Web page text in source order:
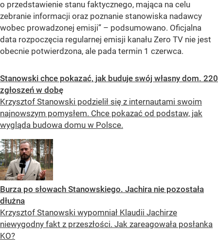
o przedstawienie stanu faktycznego, mająca na celu
zebranie informacji oraz poznanie stanowiska nadawcy
wobec prowadzonej emisji” – podsumowano. Oficjalna
data rozpoczęcia regularnej emisji kanału Zero TV nie jest
obecnie potwierdzona, ale pada termin 1 czerwca.
Stanowski chce pokazać, jak buduje swój własny dom. 220
zgłoszeń w dobę
Krzysztof Stanowski podzielił się z internautami swoim
najnowszym pomysłem. Chce pokazać od podstaw, jak
wygląda budowa domu w Polsce.
Burza po słowach Stanowskiego. Jachira nie pozostała
dłużna
Krzysztof Stanowski wypomniał Klaudii Jachirze
niewygodny fakt z przeszłości. Jak zareagowała posłanka
KO?